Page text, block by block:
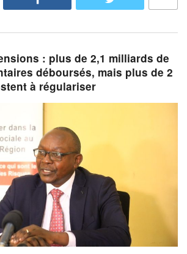
: plus de 2,1 milliards de
déboursés, mais plus de 2
à régulariser